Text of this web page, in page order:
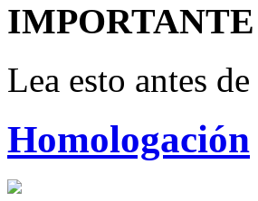
IMPORTANTE
Lea esto antes
Homologación